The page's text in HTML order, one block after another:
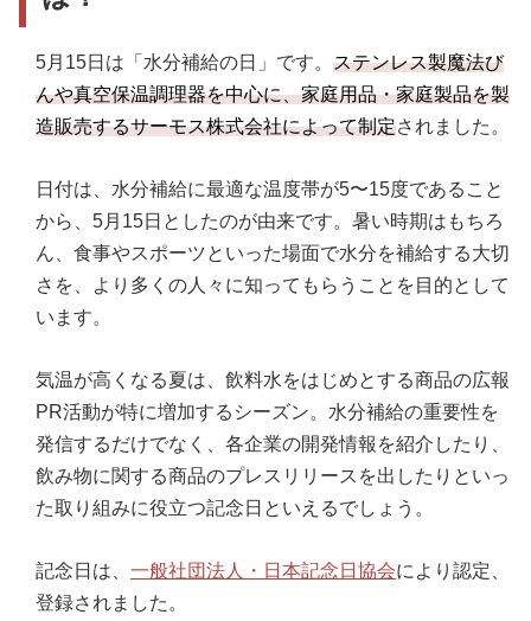
5月15日は「水分補給の日」です。 ステンレス製魔法び
んや真空保温調理器を中心に、家庭用品・家庭製品を製
造販売するサーモス株式会社によって制定されました。
日付は、水分補給に最適な温度帯が5〜15度であること
から、5月15日としたのが由来です。暑い時期はもちろ
ん、食事やスポーツといった場面で水分を補給する大切
さを、より多くの人々に知ってもらうことを目的として
います。
気温が高くなる夏は、飲料水をはじめとする商品の広報
PR活動が特に増加するシーズン。水分補給の重要性を
発信するだけでなく、各企業の開発情報を紹介したり、
飲み物に関する商品のプレスリリースを出したりといっ
た取り組みに役立つ記念日といえるでしょう。
記念日は、 一般社団法人・日本記念日協会により認定、
登録されました。